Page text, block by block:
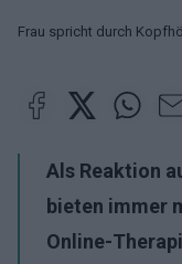
Frau spricht durch
Als Reaktion
bieten immer
Online-